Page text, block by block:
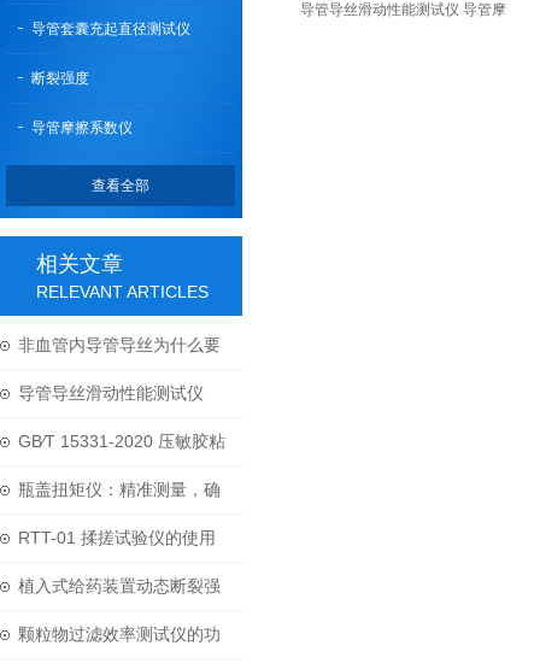
导管套囊充起直径测试仪
断裂强度
导管摩擦系数仪
查看全部
相关文章
RELEVANT ARTICLES
非血管内导管导丝为什么要
检测摩擦性能？
导管导丝滑动性能测试仪
PSPT-02 导管摩擦系数仪
GB∕T 15331-2020 压敏胶粘
带水蒸气透过率试验方法
瓶盖扭矩仪：精准测量，确
保密封安全
RTT-01 揉搓试验仪的使用
及领域
植入式给药装置动态断裂强
度试验：标准、方法与关键
颗粒物过滤效率测试仪的功
导管导丝滑动性能测试仪 导管摩